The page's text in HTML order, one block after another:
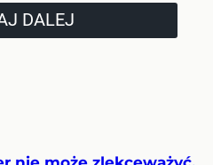
DALEJ